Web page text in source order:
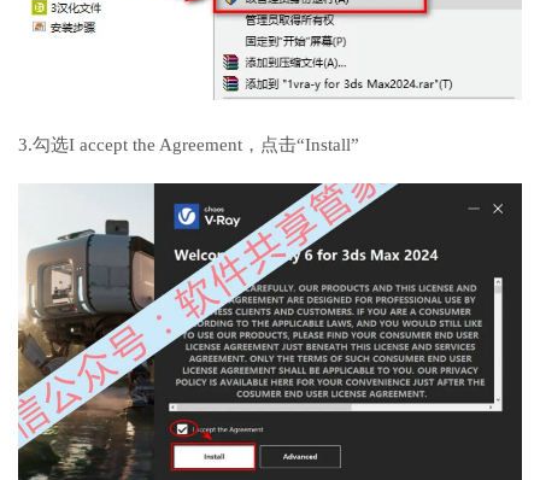
3.勾选I accept the Agreement，点击“Install”